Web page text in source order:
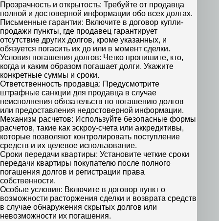
Прозрачность и открытость: Требуйте от продавца
полной и достоверной информации обо всех долгах.
Письменные гарантии: Включите в договор купли-
продажи пункты, где продавец гарантирует
отсутствие других долгов, кроме указанных, и
обязуется погасить их до или в момент сделки.
Условия погашения долгов: Четко пропишите, кто,
когда и каким образом погашает долги. Укажите
конкретные суммы и сроки.
Ответственность продавца: Предусмотрите
штрафные санкции для продавца в случае
неисполнения обязательств по погашению долгов
или предоставления недостоверной информации.
Механизм расчетов: Используйте безопасные формы
расчетов, такие как эскроу-счета или аккредитивы,
которые позволяют контролировать поступление
средств и их целевое использование.
Сроки передачи квартиры: Установите четкие сроки
передачи квартиры покупателю после полного
погашения долгов и регистрации права
собственности.
Особые условия: Включите в договор пункт о
возможности расторжения сделки и возврата средств
в случае обнаружения скрытых долгов или
невозможности их погашения.